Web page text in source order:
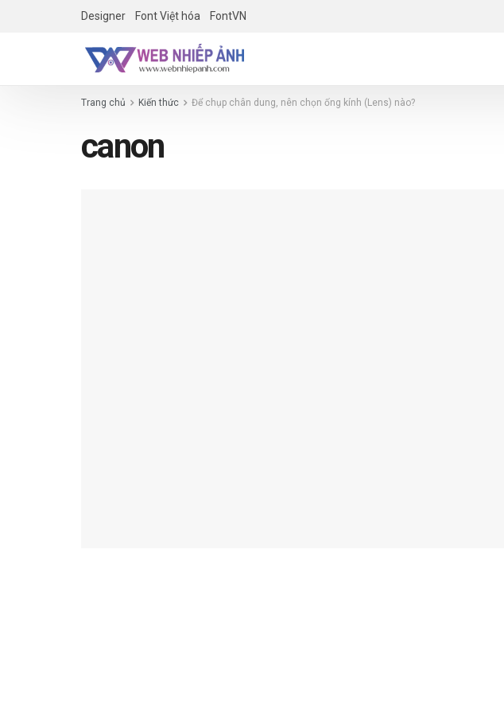
Designer Font Việt hóa FontVN
Trang chủ Kiến thức Để chụp chân dung, nên chọn ống kính (Lens) nào?
canon